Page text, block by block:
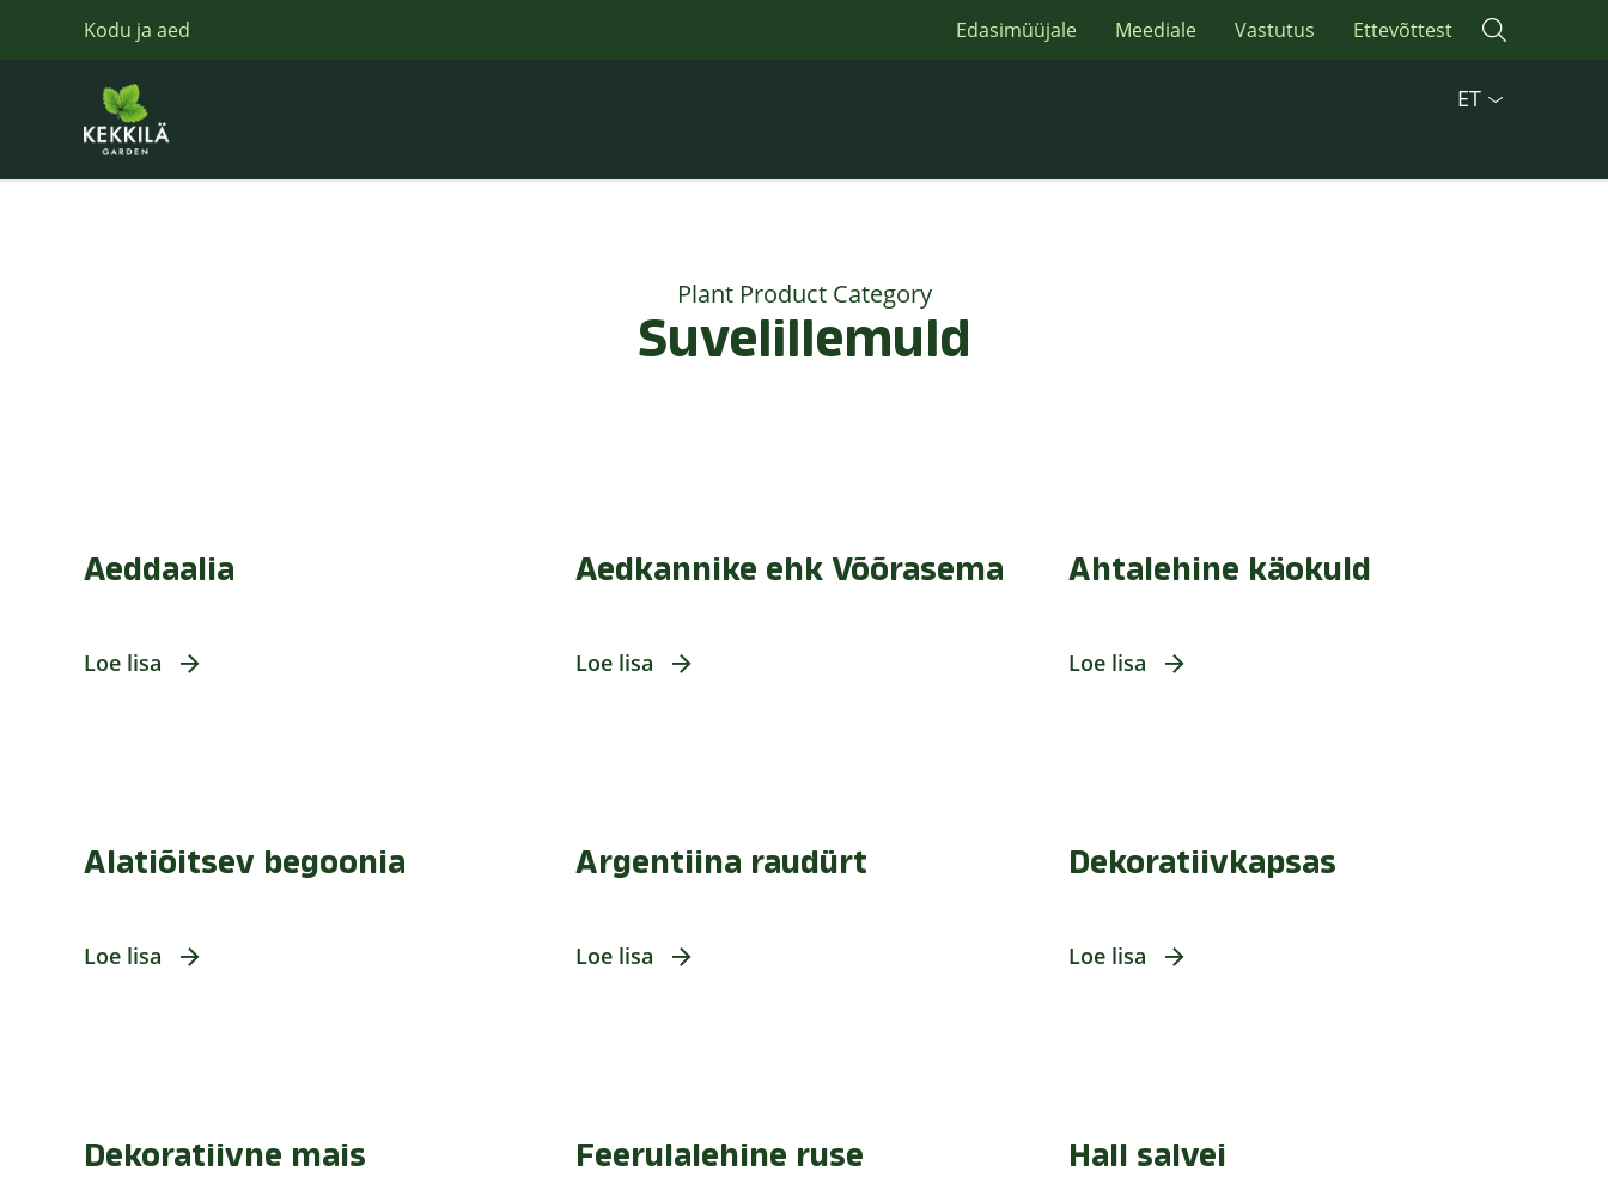
Kodu ja aed Edasimüüjale Meediale Vastutus Ettevõttest
ET
Plant Product Category
Suvelillemuld
Aeddaalia
Loe lisa
Aedkannike ehk Võõrasema
Loe lisa
Ahtalehine käokuld
Loe lisa
Alatiõitsev begoonia
Loe lisa
Argentiina raudürt
Loe lisa
Dekoratiivkapsas
Loe lisa
Dekoratiivne mais Feerulalehine ruse Hall salvei